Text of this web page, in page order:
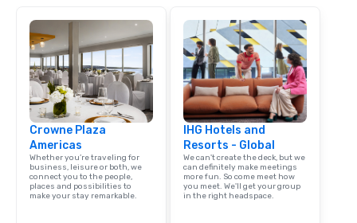
Crowne Plaza
Americas
Whether you’re traveling for
business, leisure or both, we
connect you to the people,
places and possibilities to
make your stay remarkable.
IHG Hotels and
Resorts - Global
We can't create the deck, but we
can definitely make meetings
more fun. So come meet how
you meet. We'll get your group
in the right headspace.